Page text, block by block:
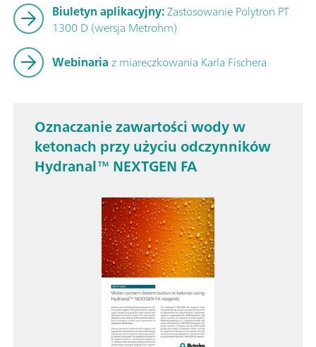
Biuletyn aplikacyjny:Zastosowanie Polytron PT
1300 D (wersja Metrohm)
Webinariazmiareczkowania Karla Fischera
Oznaczanie zawartości wody w
ketonach przy użyciu odczynników
Hydranal™ NEXTGEN FA